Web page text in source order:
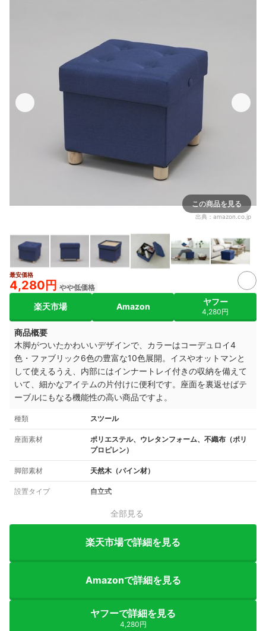
この商品を見る
出典： amazon.co.jp
最安価格
4,280円 やや低価格
楽天市場 Amazon ヤフー
4,280円
商品概要
木脚がついたかわいいデザインで、カラーはコーデュロイ4
色・ファブリック6色の豊富な10色展開。イスやオットマンと
して使えるうえ、内部にはインナートレイ付きの収納を備えて
いて、細かなアイテムの片付けに便利です。座面を裏返せばテ
ーブルにもなる機能性の高い商品ですよ。
種類 スツール
座面素材
ポリエステル、ウレタンフォーム、不織布（ポリ
プロピレン）
脚部素材 天然木（パイン材）
設置タイプ 自立式
全部見る
楽天市場で詳細を見る
Amazonで詳細を見る
ヤフーで詳細を見る
4,280円